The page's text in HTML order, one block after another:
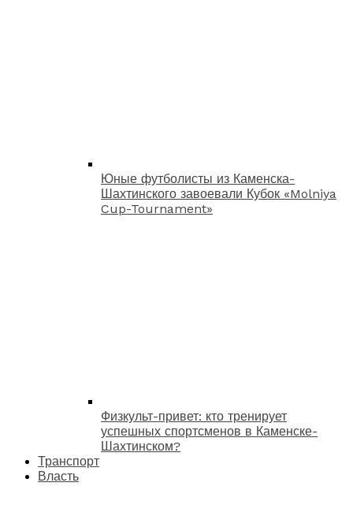
Юные футболисты из Каменска-
Шахтинского завоевали Кубок «Molniya
Cup-Tournament»
Физкульт-привет: кто тренирует
успешных спортсменов в Каменске-
Шахтинском?
Транспорт
Власть